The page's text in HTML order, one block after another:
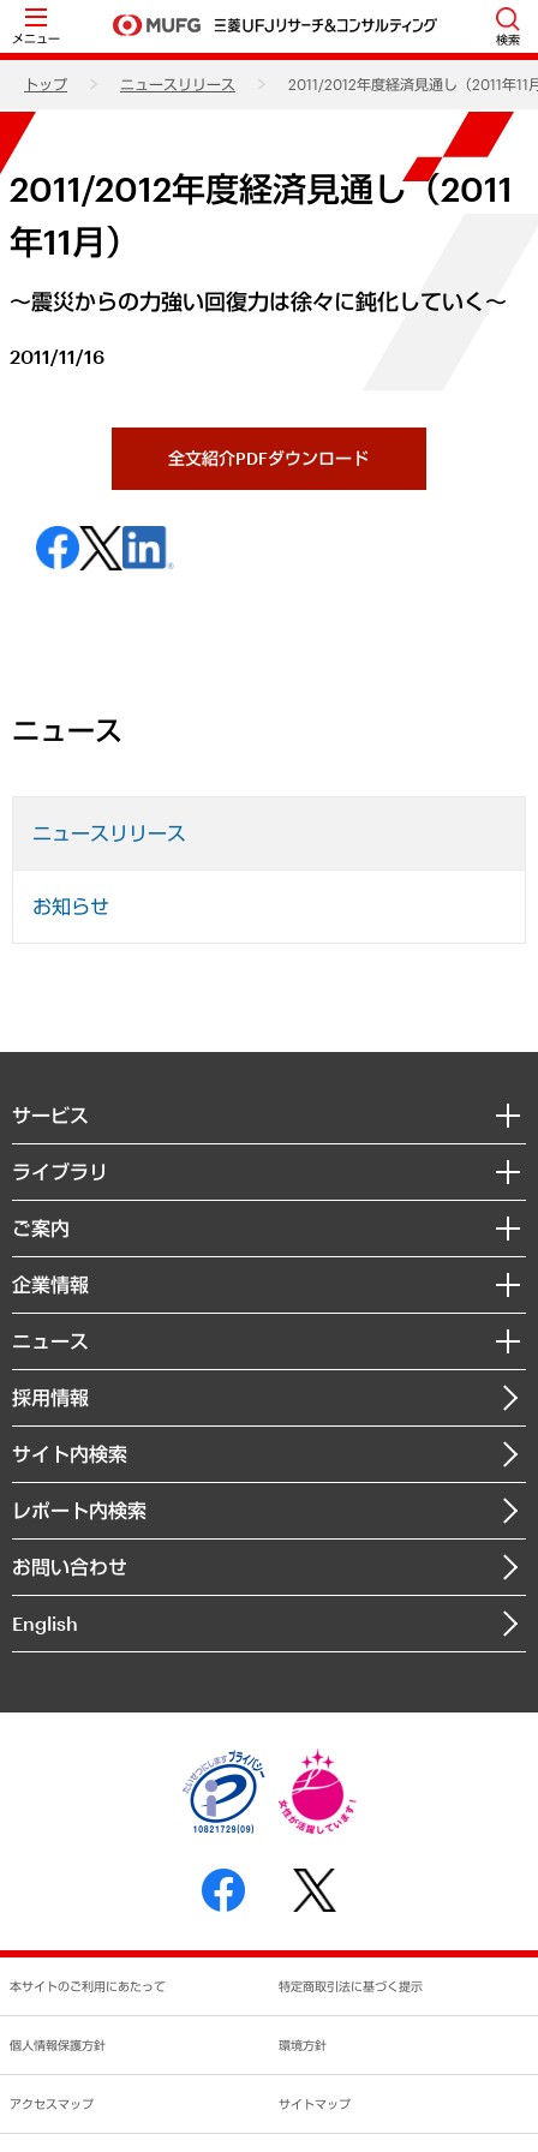
メニュー 検索
トップ ニュースリリース 2011/2012年度経済見通し（2011年11
2011/2012年度経済見通し（2011
年11月）
～震災からの力強い回復力は徐々に鈍化していく～
2011/11/16
全文紹介PDFダウンロード
ニュース
ニュースリリース
お知らせ
サービス
経営戦略
組織・人事戦略
デジタルイノベーション
共生・ダイバーシティ
GRC（ガバナンス・リスク・コンプライアンス）・防災（政策）
経済・産業・雇用・労働
まちづくり・観光・交通・スポーツ・スマートシティ
自然資源・農林水産業・食料システム
ライブラリ
経済調査
レポート
コラム
経営用語集
受託・受注実績（官公庁関連）
メディア掲載・出演
ご案内
セミナー・イベント情報
MUFGビジネスセミナー
受託案件情報
企業情報
私たちの想い
社長メッセージ
会社概要
沿革
組織図・本部部室紹介
インドネシア現地法人
個人情報保護方針
反社会的勢力に対する基本方針
書面による個人情報の開示等の請求の手続きについて
ニュース
ニュースリリース
お知らせ
採用情報
サイト内検索
レポート内検索
お問い合わせ
English
本サイトのご利用にあたって 特定商取引法に基づく提示
個人情報保護方針 環境方針
アクセスマップ サイトマップ